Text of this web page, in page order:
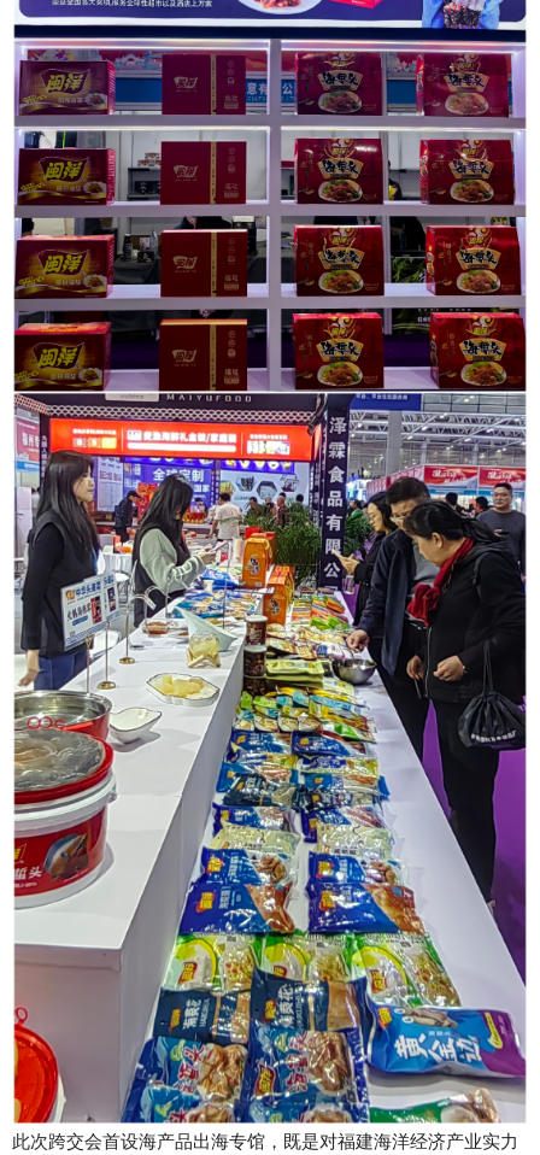
此次跨交会首设海产品出海专馆，既是对福建海洋经济产业实力